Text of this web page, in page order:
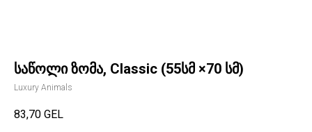
საწოლი ზომა, Classic (55სმ ×70 სმ)
Luxury Animals
83,70 GEL